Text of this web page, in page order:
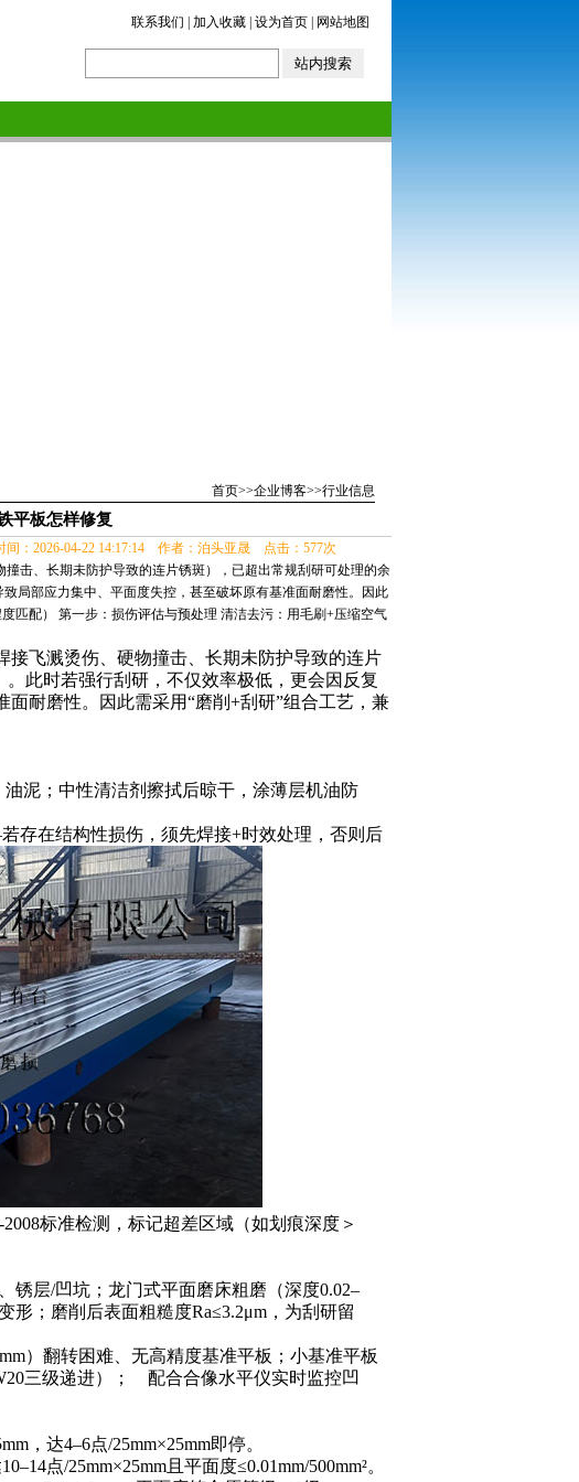
联系我们 加入收藏| 设为首页| 网站地图
首页>>企业博客>>行业信息
平板怎样修复
间：2026-04-22 14:17:14 作者：泊头亚晟 点击：577次
击、长期未防护导致的连片锈斑），已超出常规刮研可处理的余
局部应力集中、平面度失控，甚至破坏原有基准面耐磨性。因此
匹配） 第一步：损伤评估与预处理 清洁去污：用毛刷+压缩空气
飞溅烫伤、硬物撞击、长期未防护导致的连片
。此时若强行刮研，不仅效率极低，更会因反复
耐磨性。因此需采用“磨削 +刮研”组合工艺，兼
泥；中性清洁剂擦拭后晾干，涂薄层机油防
存在结构性损伤，须先焊接+时效处理，否则后
标准检测，标记超差区域（如划痕深度＞
锈层/凹坑；龙门式平面磨床粗磨（深度0.02–
形；磨削后表面粗糙度Ra≤3.2μm，为刮研留
）翻转困难、无高精度基准平板 ；小基准平板
三级递进）；
配合合像水平仪实时监控凹
，达4–6点/25mm×25mm即停。
10–14点/25mm×25mm且平面度≤0.01mm/500mm²。